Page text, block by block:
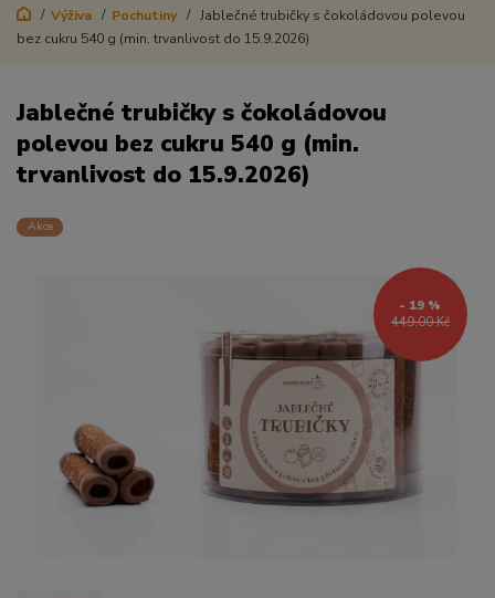
Výživa Pochutiny
Jablečné trubičky s čokoládovou polevou
bez cukru 540 g (min. trvanlivost do 15.9.2026)
Jablečné trubičky s čokoládovou
polevou bez cukru 540 g (min.
trvanlivost do 15.9.2026)
Akce
449,00 Kč
- 19 %